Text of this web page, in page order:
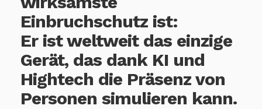
Einbruchschutz ist:
Er ist weltweit das einzige
Gerät, das dank KI und
Hightech die Präsenz von
Personen simulieren kann.